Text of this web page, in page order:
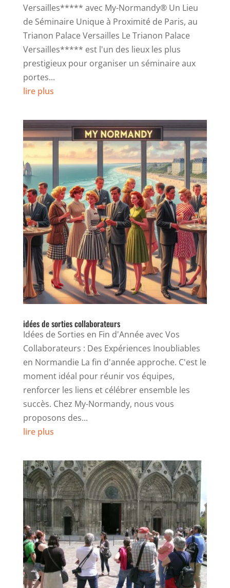
Versailles***** avec My-Normandy® Un Lieu
de Séminaire Unique à Proximité de Paris, au
Trianon Palace Versailles Le Trianon Palace
Versailles***** est l'un des lieux les plus
prestigieux pour organiser un séminaire aux
portes...
lire plus
idées de sorties collaborateurs
Idées de Sorties en Fin d'Année avec Vos
Collaborateurs : Des Expériences Inoubliables
en Normandie La fin d'année approche. C'est le
moment idéal pour réunir vos équipes,
renforcer les liens et célébrer ensemble les
succès. Chez My-Normandy, nous vous
proposons des...
lire plus